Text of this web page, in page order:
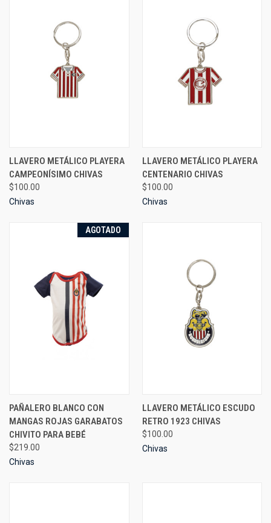
LLAVERO METÁLICO PLAYERA
CAMPEONÍSIMO CHIVAS
$100.00
Chivas
LLAVERO METÁLICO PLAYERA
CENTENARIO CHIVAS
$100.00
Chivas
AGOTADO
PAÑALERO BLANCO CON
MANGAS ROJAS GARABATOS
CHIVITO PARA BEBÉ
$219.00
Chivas
LLAVERO METÁLICO ESCUDO
RETRO 1923 CHIVAS
$100.00
Chivas